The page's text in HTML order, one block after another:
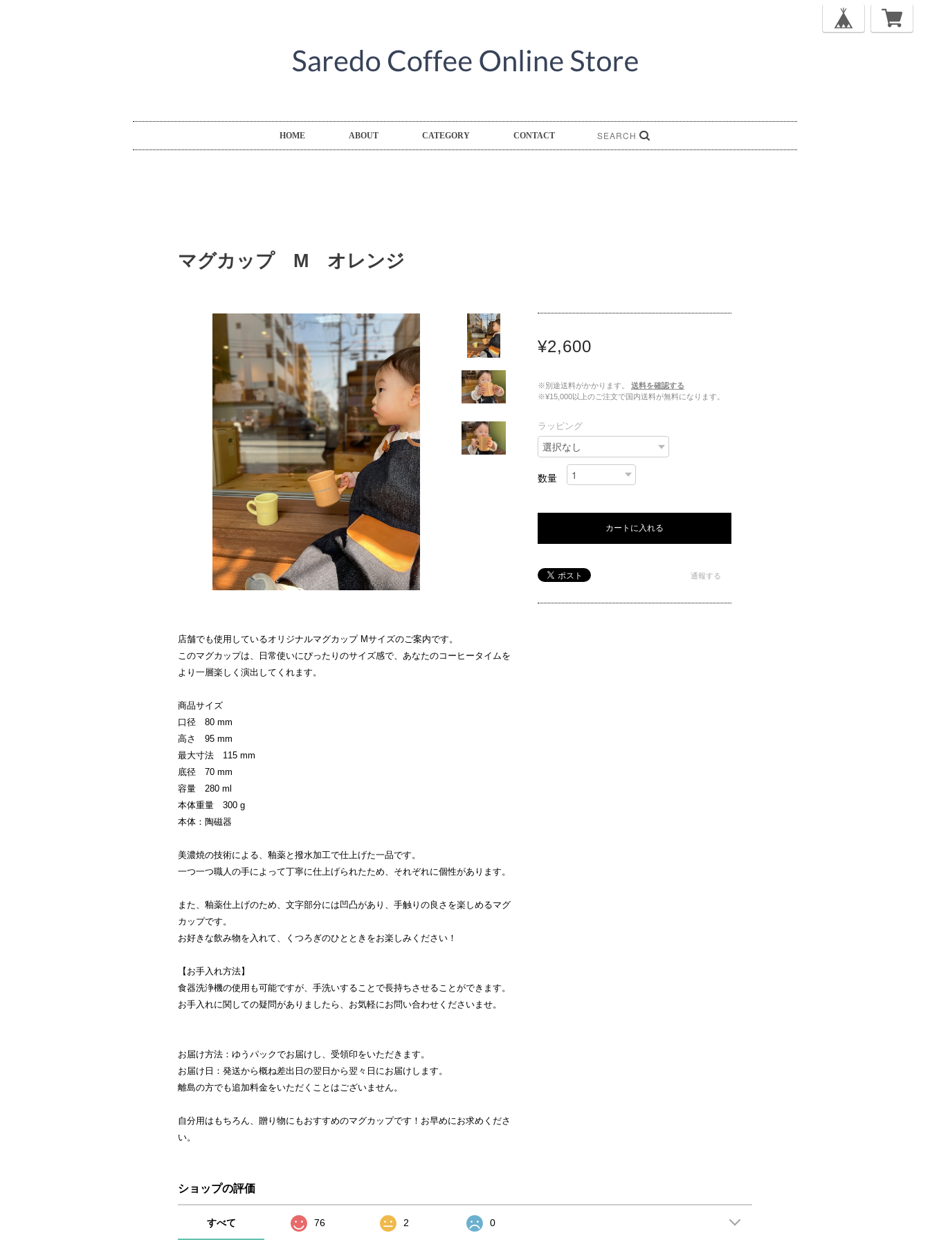
HOME ABOUT CATEGORY CONTACT
マグカップ M オレンジ
店舗でも使用しているオリジナルマグカップ Mサイズのご案内です。
このマグカップは、日常使いにぴったりのサイズ感で、あなたのコーヒータイムを
より一層楽しく演出してくれます。
商品サイズ
口径 80 mm
高さ 95 mm
最大寸法 115 mm
底径 70 mm
容量 280 ml
本体重量 300 g
本体：陶磁器
美濃焼の技術による、釉薬と撥水加工で仕上げた一品です。
一つ一つ職人の手によって丁寧に仕上げられたため、それぞれに個性があります。
また、釉薬仕上げのため、文字部分には凹凸があり、手触りの良さを楽しめるマグ
カップです。
お好きな飲み物を入れて、くつろぎのひとときをお楽しみください！
【お手入れ方法】
食器洗浄機の使用も可能ですが、手洗いすることで長持ちさせることができます。
お手入れに関しての疑問がありましたら、お気軽にお問い合わせくださいませ。
お届け方法：ゆうパックでお届けし、受領印をいただきます。
お届け日：発送から概ね差出日の翌日から翌々日にお届けします。
離島の方でも追加料金をいただくことはございません。
自分用はもちろん、贈り物にもおすすめのマグカップです！お早めにお求めくださ
い。
¥2,600
※別途送料がかかります。
送料を確認する
※¥15,000以上のご注文で国内送料が無料になります。
ラッピング
数量
カートに入れる
通報する
ショップの評価
すべて 76 2 0